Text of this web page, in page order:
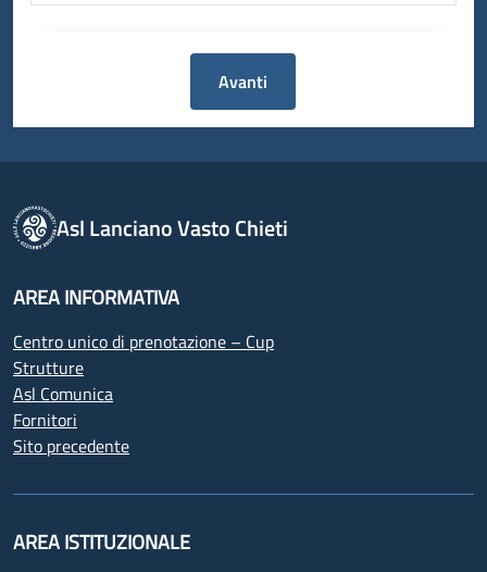
Avanti
Asl Lanciano Vasto Chieti
AREA INFORMATIVA
Centro unico di prenotazione – Cup
Strutture
Asl Comunica
Fornitori
Sito precedente
AREA ISTITUZIONALE